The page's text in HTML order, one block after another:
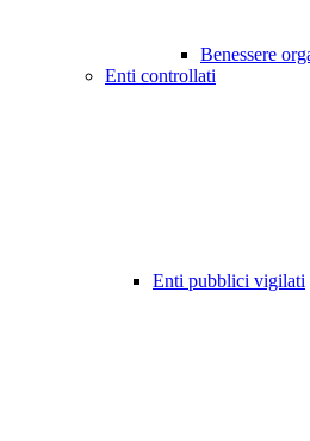
Benessere
Enti controllati
Enti pubblici vigilati